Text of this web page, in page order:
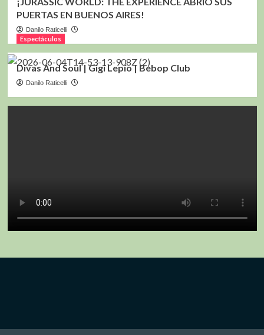
PUERTAS EN BUENOS AIRES!
Danilo Raticelli
Espectáculos
Divas And Soul | Gigi Lepío | Bebop Club
Danilo Raticelli